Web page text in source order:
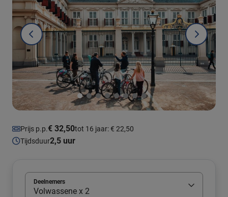
Prijs p.p.€ 32,50tot 16 jaar: € 22,50
Tijdsduur2,5 uur
Deelnemers
Volwassene x 2